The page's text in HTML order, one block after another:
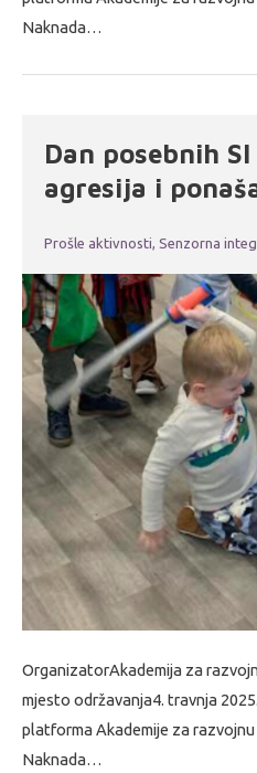
Naknada…
Dan posebnih
agresija i
Prošle aktivnosti, Senzorna
OrganizatorAkademija za
mjesto održavanja4. travnja
platforma Akademije za
Naknada…